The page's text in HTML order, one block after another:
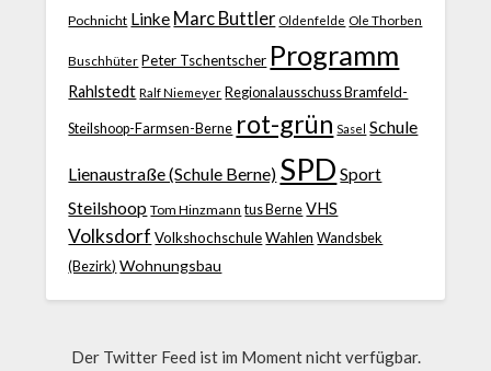
Pochnicht Linke Marc Buttler Oldenfelde Ole Thorben
Buschhüter Peter Tschentscher Programm
Rahlstedt Ralf Niemeyer Regionalausschuss Bramfeld-
Steilshoop-Farmsen-Berne rot-grün Sasel Schule
Lienaustraße (Schule Berne) SPD Sport
Steilshoop Tom Hinzmann tus Berne VHS
Volksdorf Volkshochschule Wahlen Wandsbek
(Bezirk) Wohnungsbau
Der Twitter Feed ist im Moment nicht verfügbar.